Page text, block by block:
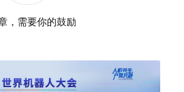
，需要你的鼓励